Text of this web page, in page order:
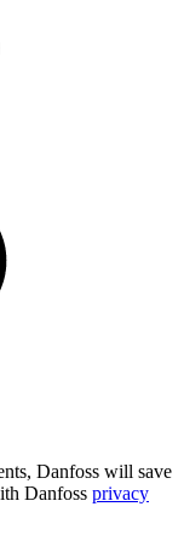
Danfoss will save
Danfoss privacy